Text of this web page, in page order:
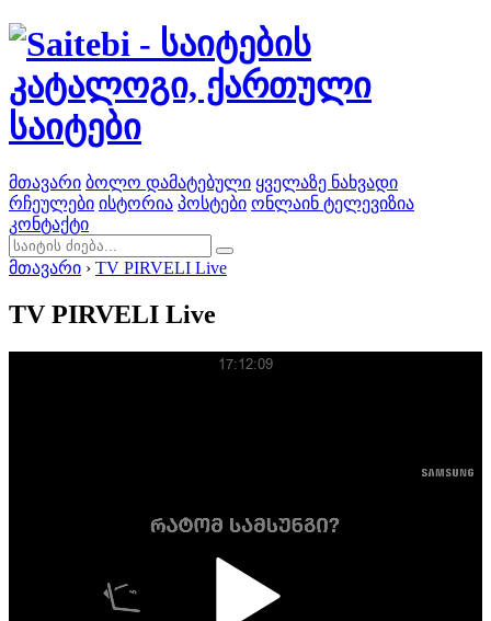
მთავარი ბოლო დამატებული ყველაზე ნახვადი
რჩეულები ისტორია პოსტები ონლაინ ტელევიზია
კონტაქტი
მთავარი › TV PIRVELI Live
TV PIRVELI Live